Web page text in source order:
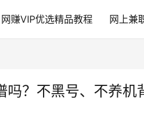
网赚VIP优选精品教程 网上兼
吗？不黑号、不养机